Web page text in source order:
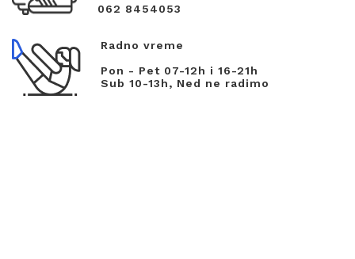
062 8454053
Radno vreme
Pon - Pet 07-12h i 16-21h
Sub 10-13h, Ned ne radimo